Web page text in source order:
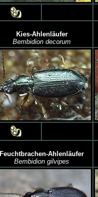
Kies-Ahlenläufer
Bembidion decorum
Feuchtbrachen-Ahlenläufer
Bembidion gilvipes